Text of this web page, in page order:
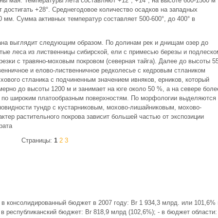
+28°. Среднегодовое количество осадков на западных
мм. Сумма активных температур составляет 500-600°, до 400° в
выглядит следующим образом. По долинам рек и днищам озер до
леса из лиственницы сибирской, ели с примесью березы и
с травяно-моховым покровом (северная тайга). Далее до высоты
и елово-лиственничное редколесье с кедровым стлаником
стланика с подчиненным значением ивняков, ерников, который
до высоты 1200 м и занимает на юге около 50 %, а на севере
широким платообразным поверхностям. По морфологии выделяются
тундр с кустарниковым, мохово-лишайниковым, мохово-
растительного покрова зависит большей частью от экспозиции
Страницы: 1 2 3
консолидированный бюджет в 2007 году: Br 1 934,3 млрд. или 101,6%
республиканский бюджет: Br 818,9 млрд (102,6%); - в бюджет области: